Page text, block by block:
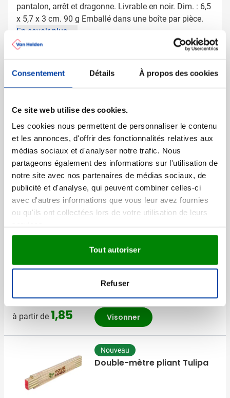
Consentement Détails À propos des cookies
Ce site web utilise des cookies.
Les cookies nous permettent de personnaliser le contenu
et les annonces, d'offrir des fonctionnalités relatives aux
médias sociaux et d'analyser notre trafic. Nous
partageons également des informations sur l'utilisation de
notre site avec nos partenaires de médias sociaux, de
publicité et d'analyse, qui peuvent combiner celles-ci
avec d'autres informations que vous leur avez fournies
ou qu'ils ont collectées lors de votre utilisation de leurs
Tout autoriser
Refuser
pantalon, arrêt et dragonne. Livrable en noir. Dim. : 6,5
x 5,7 x 3 cm. 90 g Emballé dans une boîte par pièce.
En savoir plus
Numéro d'article
Poids
Matière
ABS, Caoutchouc, Métal
Dimensions
6.5 cm x 3.1 cm x 5.8 cm
(l x l x h)
D'autres ont aussi regardé
006007
à partir de 1,85
Meilleure vente
Gilet de sécurité
Marquage à partir de 50 unités
Livraison à partir de13 août
Visonner
Nouveau
Double-mètre pliant Tulipa